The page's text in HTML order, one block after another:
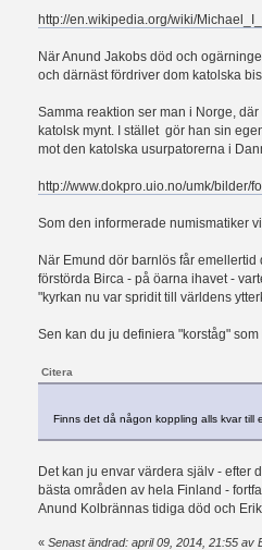
http://en.wikipedia.org/wiki/
När Anund Jakobs död och
och därnäst fördriver dom katolska
Samma reaktion ser man i Norge,
katolsk mynt. I stället gör han sin
mot den katolska usurpatorerna i
http://www.dokpro.uio.no/umk/bilder/
Som den informerade numismatiker
När Emund dör barnlös får
förstörda Birca - på öarna ihavet -
"kyrkan nu var spridit till världens
Sen kan du ju definiera "korståg"
Citera
Finns det då någon koppling alls kvar till
Det kan ju envar värdera själv - efter
bästa områden av hela Finland -
Anund Kolbrännas tidiga död och
« Senast ändrad: april 09, 2014, 21:55 av